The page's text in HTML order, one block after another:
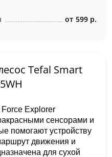
от 599 р.
Tefal Smart
Explorer
сенсорами и
помогают устройству
движения и
для сухой